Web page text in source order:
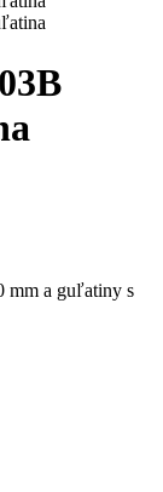
mm a guľatiny s